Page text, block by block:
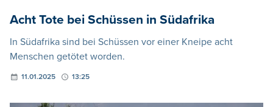
Acht Tote bei Schüssen in Südafrika
In Südafrika sind bei Schüssen vor einer Kneipe acht
Menschen getötet worden.
11.01.2025 13:25